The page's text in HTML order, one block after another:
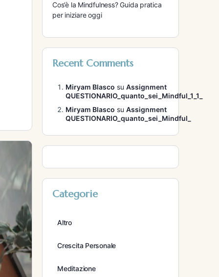
Cos’è la Mindfulness? Guida pratica
per iniziare oggi
Recent Comments
Miryam Blasco su Assignment
QUESTIONARIO_quanto_sei_Mindful_1_1_
Miryam Blasco su Assignment
QUESTIONARIO_quanto_sei_Mindful_
Categorie
Altro
Crescita Personale
Meditazione